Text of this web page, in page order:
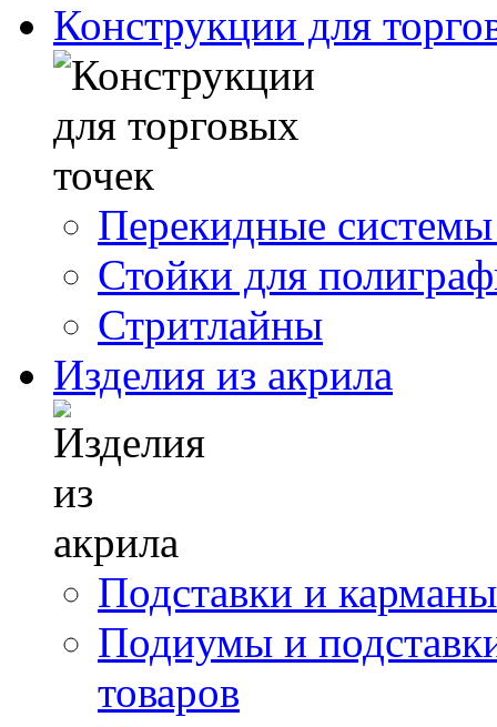
Конструкции для
Перекидные
Стойки для
Стритлайны
Изделия из акрила
Подставки и
Подиумы и
товаров